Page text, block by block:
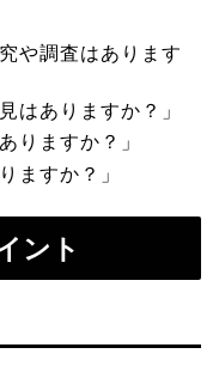
や調査はあります
はありますか？」
りますか？」
ますか？」
ント